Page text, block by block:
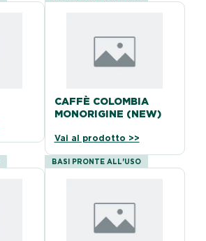
CAFFÈ COLOMBIA
MONORIGINE (NEW)
Vai al prodotto >>
BASI PRONTE ALL'USO